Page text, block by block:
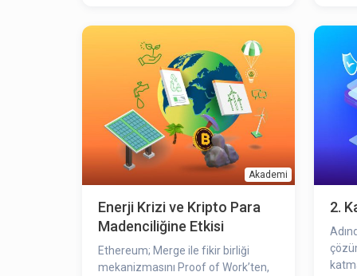
önlemek için uygulanmaktadır.
PoB’nin birden çok versiyonu vardır,
fakat Iain Stewart tarafından ideal
hale getirilen PoB kavramı, kripto
para dünyasında en çok kabul
edilen mutabakatıdır.
Akademi
Enerji Krizi ve Kripto Para
Madenciliğine Etkisi
Ethereum; Merge ile fikir birliği
mekanizmasını Proof of Work’ten,
2.